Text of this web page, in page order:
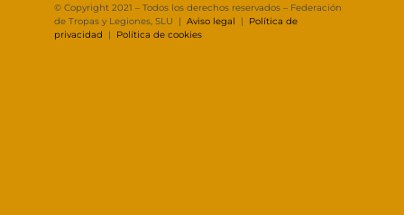
© Copyright 2021 – Todos los derechos reservados – Federación
de Tropas y Legiones, SLU | Aviso legal | Política de
privacidad | Política de cookies